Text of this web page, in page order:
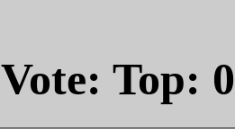
Vote: Top: 0